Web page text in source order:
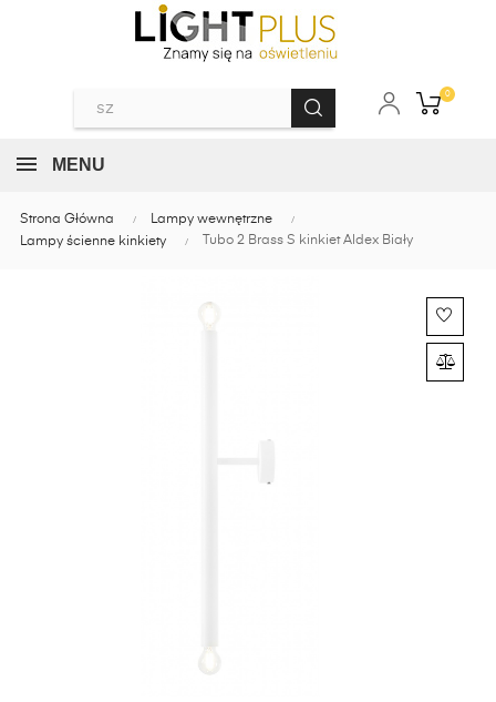
0
MENU
Strona Główna
Lampy wewnętrzne
Lampy ścienne kinkiety
Tubo 2 Brass S kinkiet Aldex Biały